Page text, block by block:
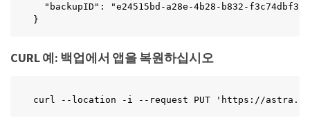
"backupID": "e24515bd-a28e-4b28-b832-
}
CURL 예: 백업에서 앱을 복원하십시오
curl --location -i --request PUT 'https://